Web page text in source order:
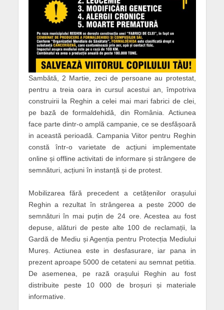
Sambătă, 2 Martie, zeci de persoane au protestat,
pentru a treia oara in cursul acestui an, împotriva
construirii la Reghin a celei mai mari fabrici de clei,
pe bază de formaldehidă, din România. Actiunea
face parte dintr-o amplă campanie, ce se desfășoară
in această perioadă. Campania Viitor pentru Reghin
constă într-o varietate de acțiuni implementate
online și offline activitati de informare și strângere de
semnături, acțiuni în instanță și de protest.
Mobilizarea fără precedent a cetățenilor orașului
Reghin a rezultat în strângerea a peste 2000 de
semnături în mai puțin de 24 ore. Acestea au fost
depuse, alături de peste alte 100 de reclamații, la
Gardă de Mediu și Agenția pentru Protecția Mediului
Mureș. Actiunea este in desfasurare, iar pana in
prezent aproape 5000 de cetateni au semnat petitia.
De asemenea, pe rază orașului Reghin au fost
distribuite peste 10 000 de broșuri și materiale
informative.